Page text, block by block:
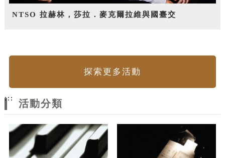
NTSO 拉赫林，莎拉．麥克爾拉維與國臺交
探索更多活動
:::
活動分類